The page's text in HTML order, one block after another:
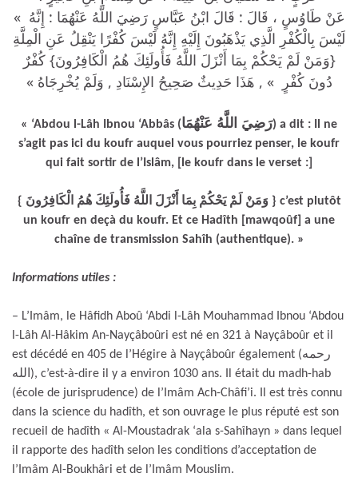
عَنْ طَاوُسٍ ، قَالَ : قَالَ ابْنُ عَبَّاسٍ رَضِيَ اللَّهُ عَنْهُمَا : إِنَّهُ »
لَيْسَ بِالْكُفْرِ الَّذِي يَذْهَبُونَ إِلَيْهِ إِنَّهُ لَيْسَ كُفْرًا يَنْقِلُ عَنِ الْمِلَّةِ
{وَمَنْ لَمْ يَحْكُمْ بِمَا أَنْزَلَ اللَّهُ فَأُولَئِكَ هُمُ الْكَافِرُونَ} كُفْرٌ
دُونَ كُفْرٍ » , هَذَا حَدِيثٌ صَحِيحُ الإِسْنَادِ , وَلَمْ يُخْرِجَاهُ »
« ‘Abdou l-Lâh Ibnou ‘Abbâs (رَضِيَ اللَّهُ عَنْهُمَا) a dit : Il ne
s’agit pas ici du koufr auquel vous pourriez penser, le koufr
qui fait sortir de l’Islâm, [le koufr dans le verset :]
{ وَمَنْ لَمْ يَحْكُمْ بِمَا أَنْزَلَ اللَّهُ فَأُولَئِكَ هُمُ الْكَافِرُونَ } c’est plutôt
un koufr en deçà du koufr. Et ce Hadîth [mawqoûf] a une
chaîne de transmission Sahîh (authentique). »
Informations utiles :
– L’Imâm, le Hâfidh Aboû ‘Abdi l-Lâh Mouhammad Ibnou ‘Abdou
l-Lâh Al-Hâkim An-Nayçâboûri est né en 321 à Nayçâboûr et il
est décédé en 405 de l’Hégire à Nayçâboûr également (رحمه
الله), c’est-à-dire il y a environ 1030 ans. Il était du madh-hab
(école de jurisprudence) de l’Imâm Ach-Châfi’i. Il est très connu
dans la science du hadîth, et son ouvrage le plus réputé est son
recueil de hadîth « Al-Moustadrak ‘ala s-Sahîhayn » dans lequel
il rapporte des hadîth selon les conditions d’acceptation de
l’Imâm Al-Boukhâri et de l’Imâm Mouslim.